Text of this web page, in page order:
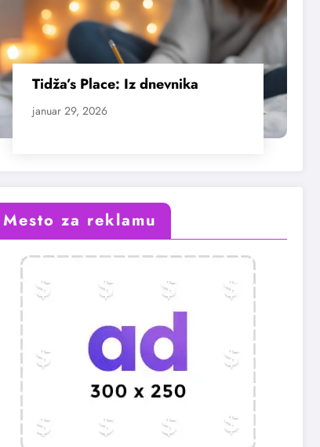
Tidža’s Place: Iz dnevnika
januar 29, 2026
Mesto za reklamu